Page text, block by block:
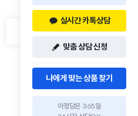
실시간 카톡상담
맞춤 상담 신청
나에게 맞는 상품 찾기
아정당은 365일